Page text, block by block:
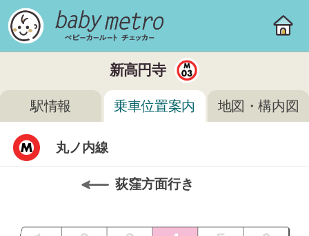
新高円寺
駅情報 乗車位置案内 地図・構内図
丸ノ内線
荻窪方面行き